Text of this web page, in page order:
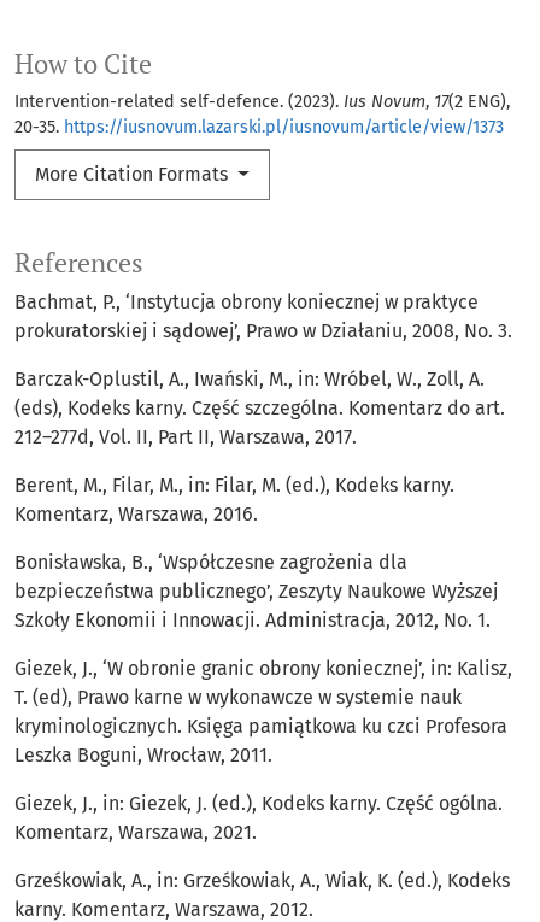
How to Cite
Intervention-related self-defence. (2023). Ius Novum, 17(2 ENG),
20-35. https://iusnovum.lazarski.pl/iusnovum/article/view/1373
More Citation Formats
References
Bachmat, P., ‘Instytucja obrony koniecznej w praktyce
prokuratorskiej i sądowej’, Prawo w Działaniu, 2008, No. 3.
Barczak-Oplustil, A., Iwański, M., in: Wróbel, W., Zoll, A.
(eds), Kodeks karny. Część szczególna. Komentarz do art.
212–277d, Vol. II, Part II, Warszawa, 2017.
Berent, M., Filar, M., in: Filar, M. (ed.), Kodeks karny.
Komentarz, Warszawa, 2016.
Bonisławska, B., ‘Współczesne zagrożenia dla
bezpieczeństwa publicznego’, Zeszyty Naukowe Wyższej
Szkoły Ekonomii i Innowacji. Administracja, 2012, No. 1.
Giezek, J., ‘W obronie granic obrony koniecznej’, in: Kalisz,
T. (ed), Prawo karne w wykonawcze w systemie nauk
kryminologicznych. Księga pamiątkowa ku czci Profesora
Leszka Boguni, Wrocław, 2011.
Giezek, J., in: Giezek, J. (ed.), Kodeks karny. Część ogólna.
Komentarz, Warszawa, 2021.
Grześkowiak, A., in: Grześkowiak, A., Wiak, K. (ed.), Kodeks
karny. Komentarz, Warszawa, 2012.